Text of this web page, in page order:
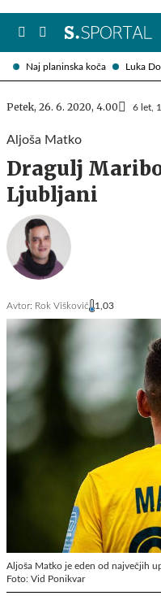
Naj planinska koča Luka
Petek, 26. 6. 2020, 4.00 6 let,
Aljoša Matko
Dragulj
Ljubljani
Avtor: Rok Viškovič 1,03
Aljoša Matko je eden od največjih
Foto: Vid Ponikvar